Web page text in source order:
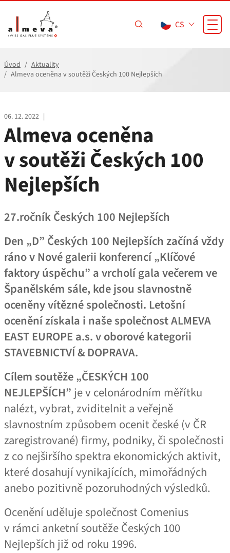
CS
Úvod
Aktuality
Almeva oceněna v soutěži Českých 100 Nejlepších
06. 12. 2022 |
Almeva oceněna
v soutěži Českých 100
Nejlepších
27.ročník Českých 100 Nejlepších
Den „D” Českých 100 Nejlepších začíná vždy
ráno v Nové galerii konferencí „Klíčové
faktory úspěchu” a vrcholí gala večerem ve
Španělském sále, kde jsou slavnostně
oceněny vítězné společnosti. Letošní
ocenění získala i naše společnost ALMEVA
EAST EUROPE a.s. v oborové kategorii
STAVEBNICTVÍ& DOPRAVA.
Cílem soutěže „ČESKÝCH 100
NEJLEPŠÍCH” je v celonárodním měřítku
nalézt, vybrat, zviditelnit a veřejně
slavnostním způsobem ocenit české (v ČR
zaregistrované) firmy, podniky, či společnosti
z co nejširšího spektra ekonomických aktivit,
které dosahují vynikajících, mimořádných
anebo pozitivně pozoruhodných výsledků.
Ocenění uděluje společnost Comenius
v rámci anketní soutěže Českých 100
Nejlepších již od roku 1996.